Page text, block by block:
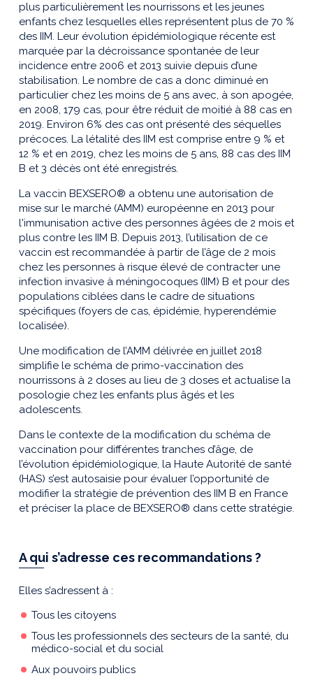
plus particulièrement les nourrissons et les jeunes
enfants chez lesquelles elles représentent plus de 70 %
des IIM. Leur évolution épidémiologique récente est
marquée par la décroissance spontanée de leur
incidence entre 2006 et 2013 suivie depuis d’une
stabilisation. Le nombre de cas a donc diminué en
particulier chez les moins de 5 ans avec, à son apogée,
en 2008, 179 cas, pour être réduit de moitié à 88 cas en
2019. Environ 6% des cas ont présenté des séquelles
précoces. La létalité des IIM est comprise entre 9 % et
12 % et en 2019, chez les moins de 5 ans, 88 cas des IIM
B et 3 décès ont été enregistrés.
La vaccin BEXSERO® a obtenu une autorisation de
mise sur le marché (AMM) européenne en 2013 pour
l'immunisation active des personnes âgées de 2 mois et
plus contre les IIM B. Depuis 2013, l’utilisation de ce
vaccin est recommandée à partir de l’âge de 2 mois
chez les personnes à risque élevé de contracter une
infection invasive à méningocoques (IIM) B et pour des
populations ciblées dans le cadre de situations
spécifiques (foyers de cas, épidémie, hyperendémie
localisée).
Une modification de l’AMM délivrée en juillet 2018
simplifie le schéma de primo-vaccination des
nourrissons à 2 doses au lieu de 3 doses et actualise la
posologie chez les enfants plus âgés et les
adolescents.
Dans le contexte de la modification du schéma de
vaccination pour différentes tranches d’âge, de
l’évolution épidémiologique, la Haute Autorité de santé
(HAS) s’est autosaisie pour évaluer l’opportunité de
modifier la stratégie de prévention des IIM B en France
et préciser la place de BEXSERO® dans cette stratégie.
A qui s’adresse ces recommandations ?
Elles s’adressent à :
Tous les citoyens
Tous les professionnels des secteurs de la santé, du
médico-social et du social
Aux pouvoirs publics